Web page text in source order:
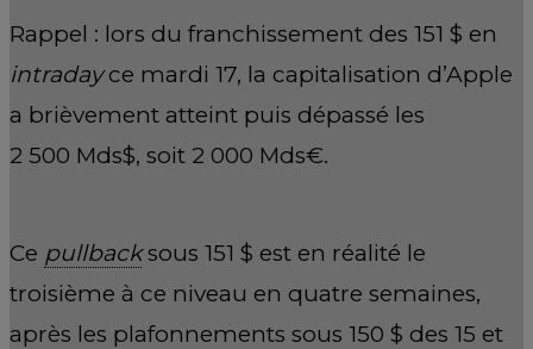
Rappel : lors du franchissement des 151 $ en
intradayce mardi 17, la capitalisation d’Apple
a brièvement atteint puis dépassé les
2 500 Mds$, soit 2 000 Mds€.
Ce pullbacksous 151 $ est en réalité le
troisième à ce niveau en quatre semaines,
après les plafonnements sous 150 $ des 15 et